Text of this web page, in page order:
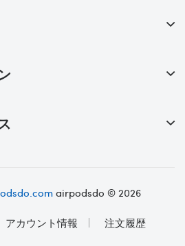
airpodsdo © 2026
アカウント情報 注文履歴